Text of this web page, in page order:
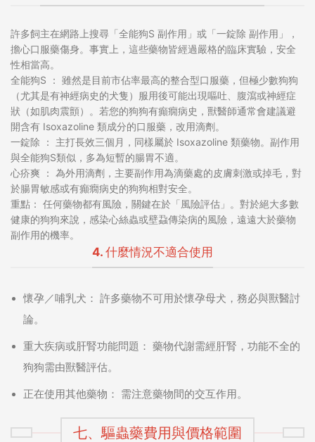
許多飼主在網路上搜尋「全能狗S 副作用」或「一錠除 副作用」，
擔心口服藥傷身。事實上，這些藥物皆經過嚴格的臨床實驗，安全
性相當高。
全能狗S ： 雖然是目前市佔率最高的整合型口服藥，但極少數狗狗
（尤其是有神經病史的犬隻）服用後可能出現嘔吐、腹瀉或神經症
狀（如肌肉震顫）。若您的狗狗有癲癇病史，獸醫師通常會建議避
開含有 Isoxazoline 類成分的口服藥，改用滴劑。
一錠除 ： 主打長效三個月，同樣屬於 Isoxazoline 類藥物。副作用
與全能狗S類似，多為短暫的腸胃不適。
心疥爽 ： 為外用滴劑，主要副作用為滴藥處的皮膚刺激或掉毛，對
於腸胃敏感或有癲癇病史的狗狗相對安全。
重點： 任何藥物都有風險，關鍵在於「風險評估」。對於絕大多數
健康的狗狗來說，感染心絲蟲或壁蝨傳染病的風險，遠遠大於藥物
副作用的機率。
4. 什麼情況不適合使用
懷孕／哺乳犬： 許多藥物不可用於懷孕母犬，務必與獸醫討
論。
重大疾病或肝腎功能問題： 藥物代謝需經肝腎，功能不全的
狗狗需由獸醫評估。
正在使用其他藥物： 需注意藥物間的交互作用。
七、驅蟲藥費用與價格範圍